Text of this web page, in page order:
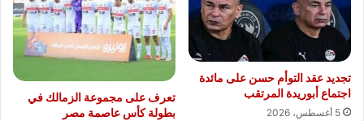
تجديد عقد التوأم حسن على مائدة
اجتماع أبوريدة المرتقب
5 أغسطس، 2026
تعرف على مجموعة الزمالك في
بطولة كأس عاصمة مصر